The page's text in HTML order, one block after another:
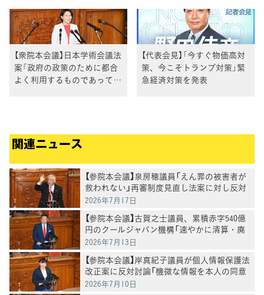
【衆院本会議】日本学術会議法
案「政府の政策のために都合
よく利用するものであっては
【代表会見】「今すぐ物価高対
策、今こそトランプ対策」緊
急経済対策を発表
関連ニュース
【参院本会議】泉房穂議員「えん罪の被害者が
救われない」再審制度見直し法案に対し反対
討論
2026年7月17日
【参院本会議】古賀之士議員、累積赤字540億
円のクールジャパン機構「速やかに清算・廃
止すべき」
2026年7月13日
【参院本会議】岸真紀子議員が個人情報保護法
改正案に反対討論「機微な情報を本人の同意
なく提供することは断じて認められない」
2026年7月10日